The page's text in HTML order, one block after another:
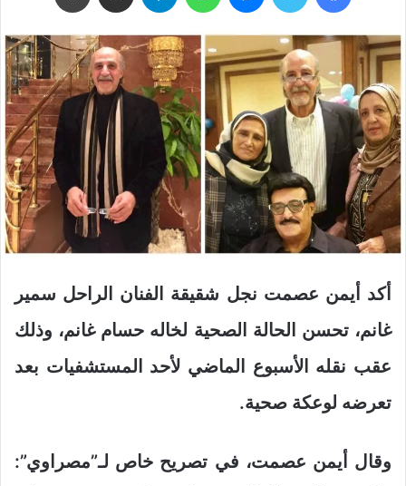
أكد أيمن عصمت نجل شقيقة الفنان الراحل سمير
غانم، تحسن الحالة الصحية لخاله حسام غانم، وذلك
عقب نقله الأسبوع الماضي لأحد المستشفيات بعد
تعرضه لوعكة صحية.
وقال أيمن عصمت، في تصريح خاص لـ”مصراوي”: